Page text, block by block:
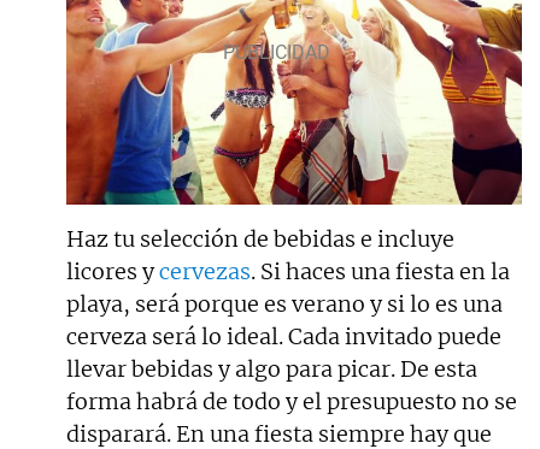
Haz tu selección de bebidas e incluye
licores ycervezas. Si haces una fiesta en la
playa, será porque es verano y si lo es una
cerveza será lo ideal. Cada invitado puede
llevar bebidas y algo para picar. De esta
forma habrá de todo y el presupuesto no se
disparará. En una fiesta siempre hay que